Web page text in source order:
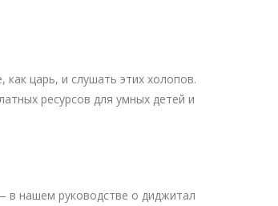
царь, и слушать этих холопов.
ресурсов для умных детей и
в нашем руководстве о диджитал